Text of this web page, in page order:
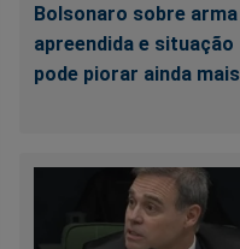
Bolsonaro sobre arma
apreendida e situação
pode piorar ainda mais